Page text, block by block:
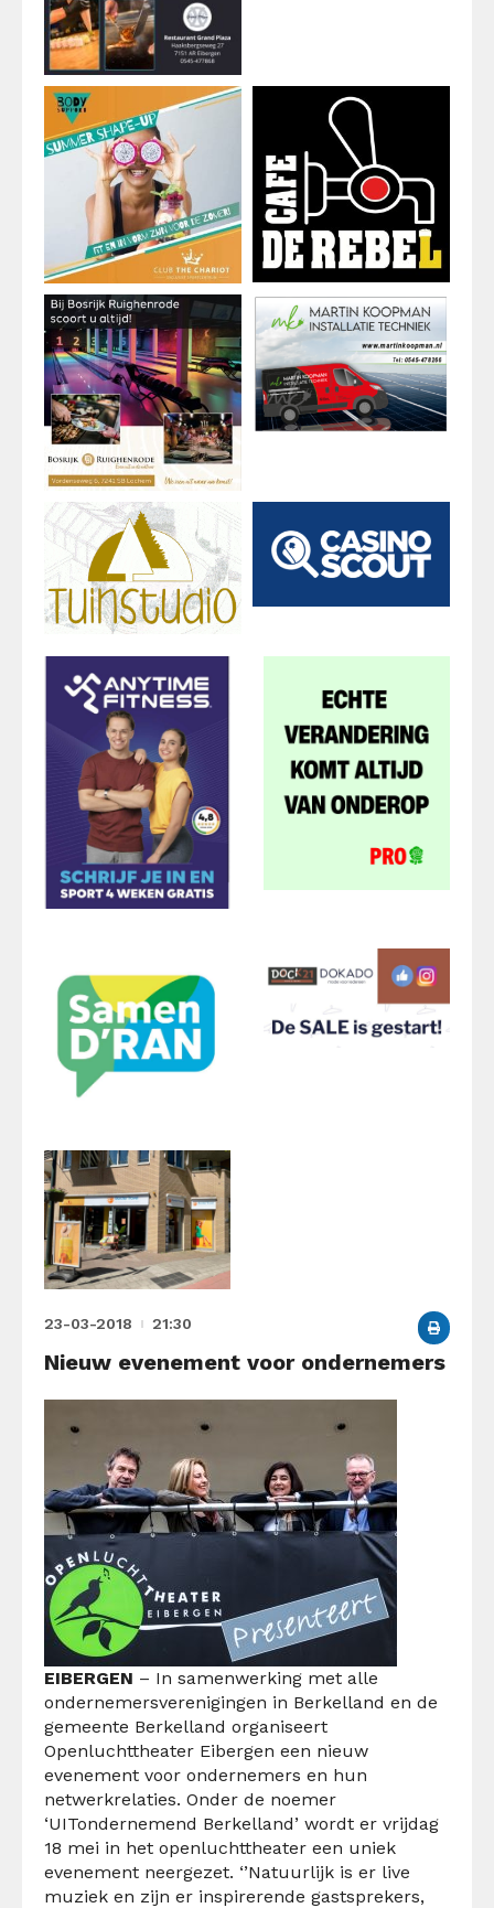
23-03-2018 21:30
Nieuw evenement voor ondernemers
EIBERGEN – In samenwerking met alle
ondernemersverenigingen in Berkelland en de
gemeente Berkelland organiseert
Openluchttheater Eibergen een nieuw
evenement voor ondernemers en hun
netwerkrelaties. Onder de noemer
‘UITondernemend Berkelland’ wordt er vrijdag
18 mei in het openluchttheater een uniek
evenement neergezet. ‘’Natuurlijk is er live
muziek en zijn er inspirerende gastsprekers,